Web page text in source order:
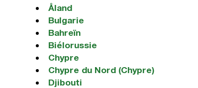
Åland
Bulgarie
Bahreïn
Biélorussie
Chypre
Chypre du Nord (Chypre)
Djibouti